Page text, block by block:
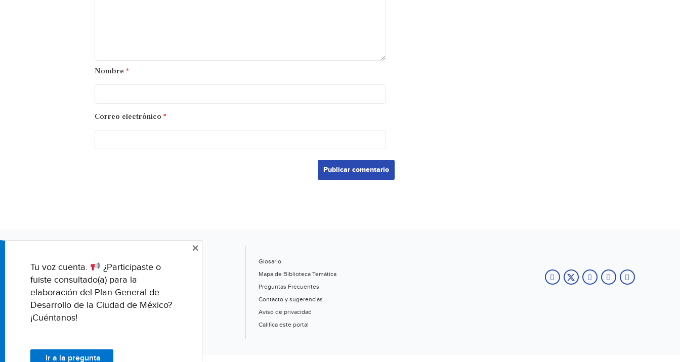
Nombre *
Correo electrónico *
Glosario
Mapa de Biblioteca Temática
Preguntas Frecuentes
Contacto y sugerencias
Aviso de privacidad
Califica este portal
Tu voz cuenta.
¿Participaste o
fuiste consultado(a) para la
elaboración del Plan General de
Desarrollo de la Ciudad de México?
¡Cuéntanos!
Ir a la pregunta
×